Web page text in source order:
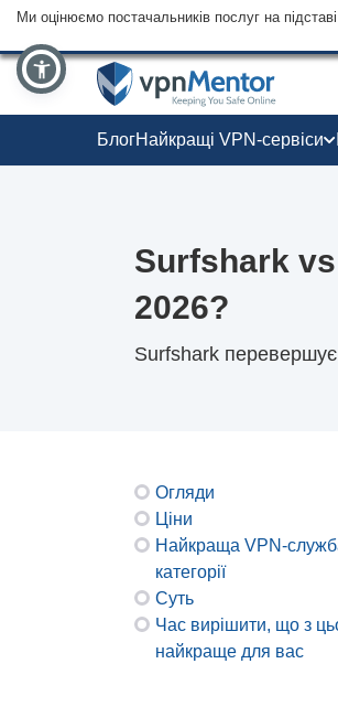
Ми оцінюємо постачальників послуг на
БлогНайкращі VPN-сервіси
Surfshark
2026?
Surfshark
Огляди
Ціни
Найкраща VPN-
категорії
Суть
Час вирішити, що з
найкраще для вас